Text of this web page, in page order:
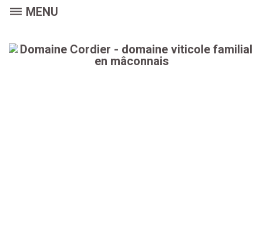
dehaze MENU